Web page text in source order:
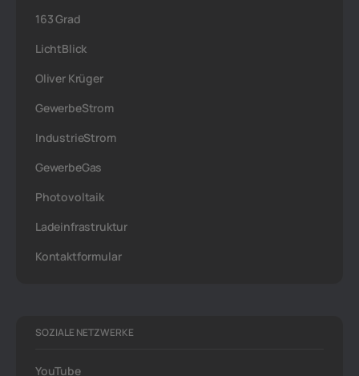
163 Grad
LichtBlick
Oliver Krüger
GewerbeStrom
IndustrieStrom
GewerbeGas
Photovoltaik
Ladeinfrastruktur
Kontaktformular
SOZIALE NETZWERKE
YouTube